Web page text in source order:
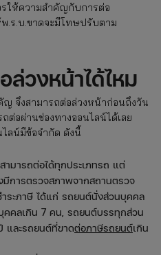
ให้ความสำคัญกับการต่อ
.ร.บ.ขาดจะมีโทษปรับตาม
วงหน้าได้ไหม
ญ จึงสามารถต่อล่วงหน้าก่อนถึงวัน
ต่อผ่านช่องทางออนไลน์ได้เลย
ลน์มีข้อจำกัด ดังนี้
มารถต่อได้ทุกประเภทรถ แต่
การตรวจสภาพจากสถานตรวจ
ระภาษี ได้แก่ รถยนต์นั่งส่วนบุคคล
คคลเกิน 7 คน, รถยนต์บรรทุกส่วน
และรถยนต์ที่ขาดต่อภาษีรถยนต์เกิน